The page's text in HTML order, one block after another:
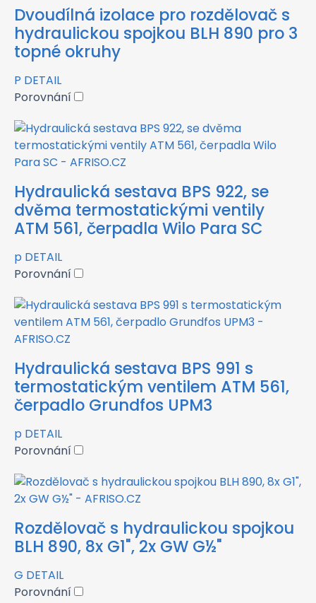
Dvoudílná izolace pro rozdělovač s
hydraulickou spojkou BLH 890 pro 3
topné okruhy
P DETAIL
Porovnání
Hydraulická sestava BPS 922, se
dvěma termostatickými ventily
ATM 561, čerpadla Wilo Para SC
p DETAIL
Porovnání
Hydraulická sestava BPS 991 s
termostatickým ventilem ATM 561,
čerpadlo Grundfos UPM3
p DETAIL
Porovnání
Rozdělovač s hydraulickou spojkou
BLH 890, 8x G1", 2x GW G½"
G DETAIL
Porovnání